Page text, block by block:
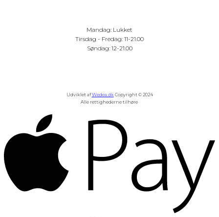
Mandag: Lukket
Tirsdag - Fredag: 11-21.00
Søndag: 12-21.00
Udviklet afWedea.dkCopyright © 2024
Alle rettighederne tilhøre